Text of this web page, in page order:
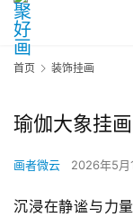
首页 装饰挂画
瑜伽大象挂
画者微云 2026年5
沉浸在静谧与力